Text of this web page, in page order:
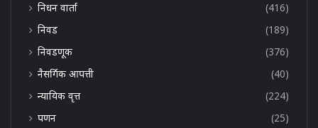
निधन वार्ता
(416)
निवड
(189)
निवडणूक
(376)
नैसर्गिक आपत्ती
(40)
न्यायिक वृत्त
(224)
पणन
(25)